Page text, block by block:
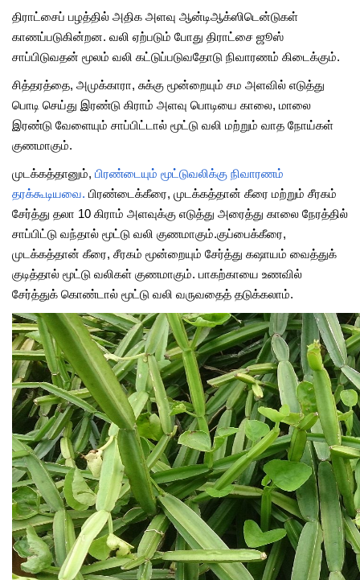
திராட்சைப் பழத்தில் அதிக அளவு ஆன்டிஆக்ஸிடென்டுகள்
காணப்படுகின்றன. வலி ஏற்படும் போது திராட்சை ஜூஸ்
சாப்பிடுவதன் மூலம் வலி கட்டுப்படுவதோடு நிவாரணம் கிடைக்கும்.
சித்தரத்தை, அமுக்காரா, சுக்கு மூன்றையும் சம அளவில் எடுத்து
பொடி செய்து இரண்டு கிராம் அளவு பொடியை காலை, மாலை
இரண்டு வேளையும் சாப்பிட்டால் மூட்டு வலி மற்றும் வாத நோய்கள்
குணமாகும்.
முடக்கத்தானும், பிரண்டையும் மூட்டுவலிக்கு நிவாரணம்
தரக்கூடியவை. பிரண்டைக்கீரை, முடக்கத்தான் கீரை மற்றும் சீரகம்
சேர்த்து தலா 10 கிராம் அளவுக்கு எடுத்து அரைத்து காலை நேரத்தில்
சாப்பிட்டு வந்தால் மூட்டு வலி குணமாகும்.குப்பைக்கீரை,
முடக்கத்தான் கீரை, சீரகம் மூன்றையும் சேர்த்து கஷாயம் வைத்துக்
குடித்தால் மூட்டு வலிகள் குணமாகும். பாகற்காயை உணவில்
சேர்த்துக் கொண்டால் மூட்டு வலி வருவதைத் தடுக்கலாம்.